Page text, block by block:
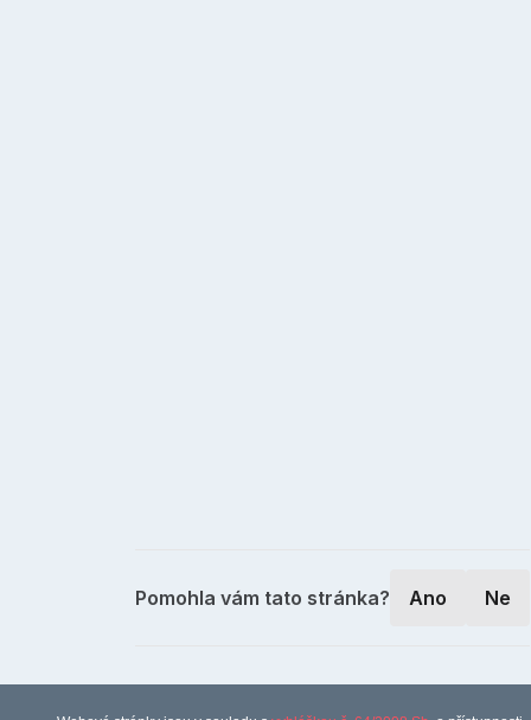
Pomohla vám tato stránka? Ano Ne